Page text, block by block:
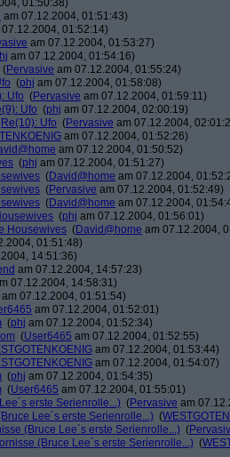
01:50:38)
am 07.12.2004, 01:51:43)
01:52:14)
am 07.12.2004, 01:53:27)
am 07.12.2004, 01:54:16)
(Pervasive am 07.12.2004, 01:55:24)
(phj am 07.12.2004, 01:58:08)
Ufo (Pervasive am 07.12.2004, 01:59:11)
Ufo (phj am 07.12.2004, 02:00:19)
Re(10): Ufo (Pervasive am 07.12.2004,
am 07.12.2004, 01:52:26)
am 07.12.2004, 01:50:52)
(phj am 07.12.2004, 01:51:27)
(David@home am 07.12.2004,
(Pervasive am 07.12.2004, 01:52:49)
(David@home am 07.12.2004,
(phj am 07.12.2004, 01:56:01)
Housewives (David@home am 07.12.2004,
01:51:48)
14:51:36)
am 07.12.2004, 14:57:23)
07.12.2004, 14:58:31)
am 07.12.2004, 01:51:54)
am 07.12.2004, 01:52:01)
(phj am 07.12.2004, 01:52:34)
(User6465 am 07.12.2004, 01:52:55)
am 07.12.2004, 01:53:44)
am 07.12.2004, 01:54:07)
(phj am 07.12.2004, 01:54:35)
(User6465 am 07.12.2004, 01:55:01)
erste Serienrolle...) (Pervasive am
Lee´s erste Serienrolle...) (
(Bruce Lee´s erste Serienrolle...) (
(Bruce Lee´s erste Serienrolle...) (